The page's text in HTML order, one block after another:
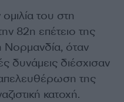
του στη
82η επέτειο της
Νορμανδία, όταν
δυνάμεις διέσχισαν
της
κατοχή.